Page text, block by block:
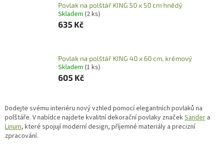
Povlak na polštář KING 50 x 50 cm hnědý
Skladem (2 ks)
635 Kč
Povlak na polštář KING 40 x 60 cm, krémový
Skladem (1 ks)
605 Kč
Dodejte svému interiéru nový vzhled pomocí elegantních povlaků na
polštáře. V nabídce najdete kvalitní dekorační povlaky značekSander a
Linum, které spojují moderní design, příjemné materiály a precizní
zpracování.